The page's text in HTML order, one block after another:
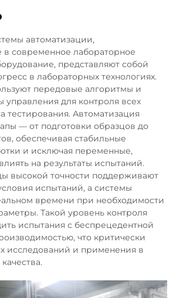
автоматизации,
в современное лабораторное
представляют собой
в лабораторных технологиях.
передовые алгоритмы и
управления для контроля всех
тестирования. Автоматизация
— от подготовки образцов до
обеспечивая стабильные
и исключая переменные,
на результаты испытаний.
высокой точности поддерживают
испытаний, а системы
времени при необходимости
Такой уровень контроля
испытания с беспрецедентной
что критически
исследований и применения в